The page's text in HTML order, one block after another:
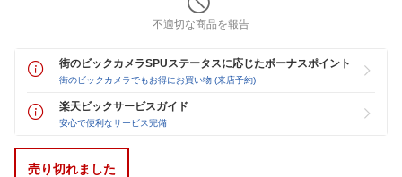
不適切な商品を報告
街のビックカメラSPUステータスに応じたボーナスポイント
街のビックカメラでもお得にお買い物 (来店予約)
楽天ビックサービスガイド
安心で便利なサービス完備
売り切れました